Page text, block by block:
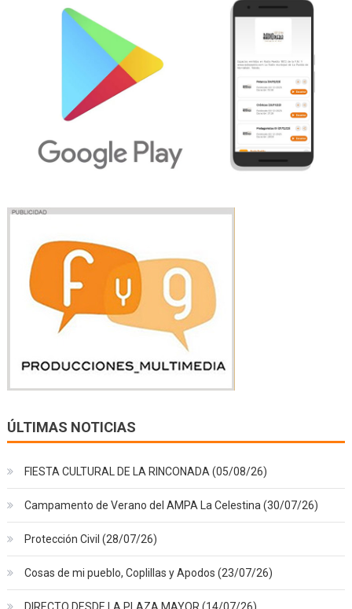
ÚLTIMAS NOTICIAS
FIESTA CULTURAL DE LA RINCONADA (05/08/26)
Campamento de Verano del AMPA La Celestina (30/07/26)
Protección Civil (28/07/26)
Cosas de mi pueblo, Coplillas y Apodos (23/07/26)
DIRECTO DESDE LA PLAZA MAYOR (14/07/26)